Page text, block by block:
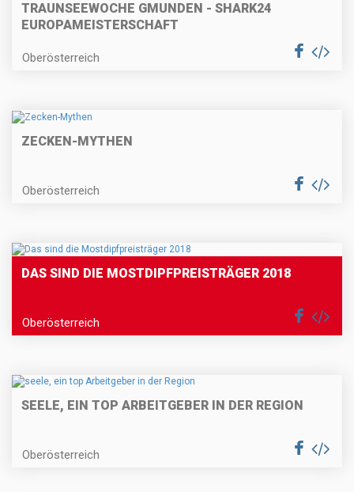
TRAUNSEEWOCHE GMUNDEN - SHARK24
EUROPAMEISTERSCHAFT
Oberösterreich
ZECKEN-MYTHEN
Oberösterreich
DAS SIND DIE MOSTDIPFPREISTRÄGER 2018
Oberösterreich
SEELE, EIN TOP ARBEITGEBER IN DER REGION
Oberösterreich